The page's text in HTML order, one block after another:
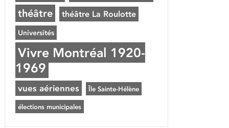
théâtre théâtre La Roulotte
Universités
Vivre Montréal 1920-
1969
vues aériennes Île Sainte-Hélène
élections municipales